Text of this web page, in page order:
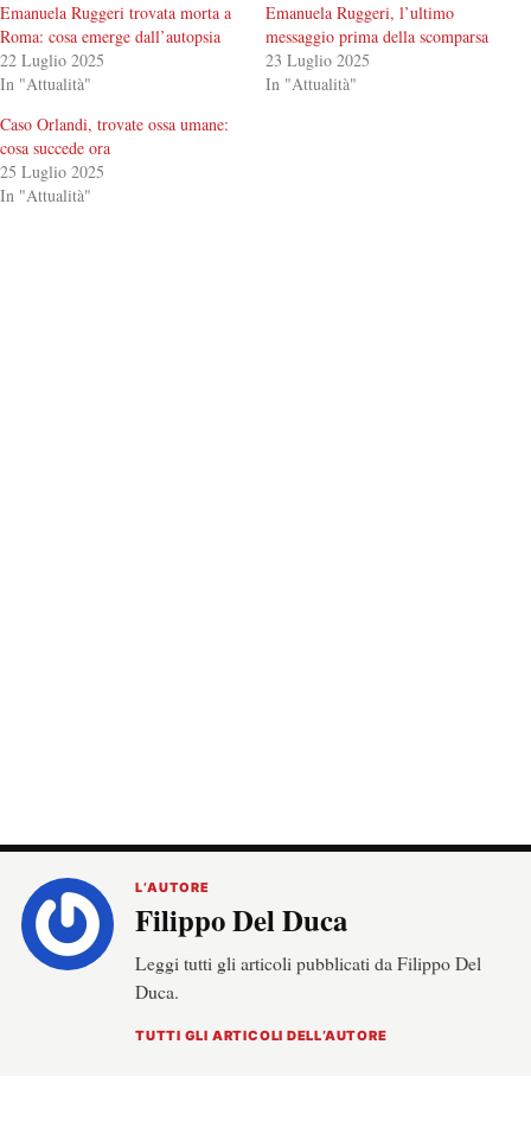
Emanuela Ruggeri trovata morta a
Roma: cosa emerge dall’autopsia
22 Luglio 2025
In "Attualità"
Emanuela Ruggeri, l’ultimo
messaggio prima della scomparsa
23 Luglio 2025
In "Attualità"
Caso Orlandi, trovate ossa umane:
cosa succede ora
25 Luglio 2025
In "Attualità"
L’AUTORE
Filippo Del Duca
Leggi tutti gli articoli pubblicati da Filippo Del
Duca.
TUTTI GLI ARTICOLI DELL’AUTORE